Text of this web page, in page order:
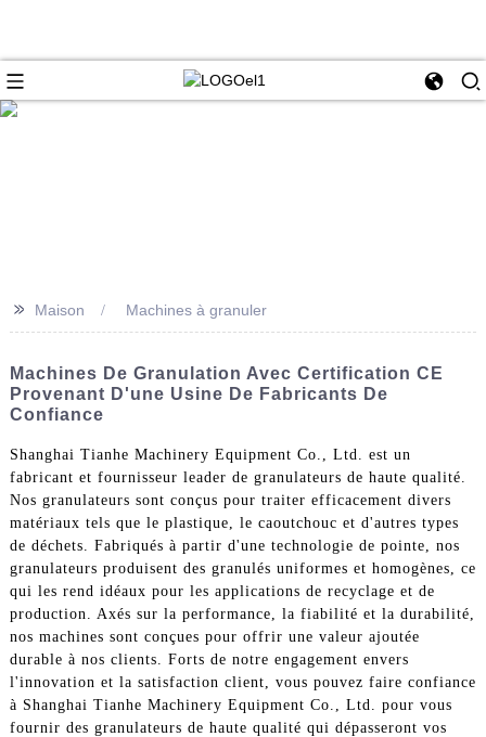
>> Maison Machines à granuler
Machines De Granulation Avec Certification CE
Provenant D'une Usine De Fabricants De
Confiance
Shanghai Tianhe Machinery Equipment Co., Ltd. est un
fabricant et fournisseur leader de granulateurs de haute qualité.
Nos granulateurs sont conçus pour traiter efficacement divers
matériaux tels que le plastique, le caoutchouc et d'autres types
de déchets. Fabriqués à partir d'une technologie de pointe, nos
granulateurs produisent des granulés uniformes et homogènes, ce
qui les rend idéaux pour les applications de recyclage et de
production. Axés sur la performance, la fiabilité et la durabilité,
nos machines sont conçues pour offrir une valeur ajoutée
durable à nos clients. Forts de notre engagement envers
l'innovation et la satisfaction client, vous pouvez faire confiance
à Shanghai Tianhe Machinery Equipment Co., Ltd. pour vous
fournir des granulateurs de haute qualité qui dépasseront vos